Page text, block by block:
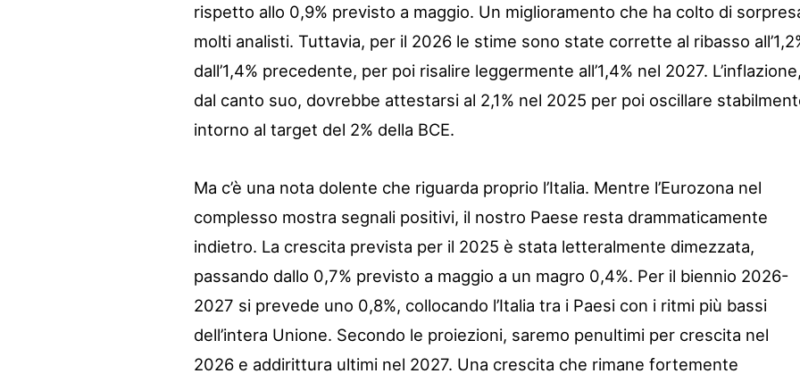
rispetto allo 0,9% previsto a maggio. Un miglioramento che ha colto di
molti analisti. Tuttavia, per il 2026 le stime sono state corrette al ribasso
dall’1,4% precedente, per poi risalire leggermente all’1,4% nel 2027.
dal canto suo, dovrebbe attestarsi al 2,1% nel 2025 per poi oscillare
intorno al target del 2% della BCE.
Ma c’è una nota dolente che riguarda proprio l’Italia. Mentre l’Eurozona nel
complesso mostra segnali positivi, il nostro Paese resta drammaticamente
indietro. La crescita prevista per il 2025 è stata letteralmente dimezzata,
passando dallo 0,7% previsto a maggio a un magro 0,4%. Per il biennio 2026-
2027 si prevede uno 0,8%, collocando l’Italia tra i Paesi con i ritmi più bassi
dell’intera Unione. Secondo le proiezioni, saremo penultimi per crescita nel
2026 e addirittura ultimi nel 2027. Una crescita che rimane fortemente